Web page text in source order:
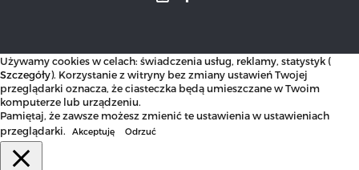
Używamy cookies w celach: świadczenia usług, reklamy, statystyk (
Szczegóły). Korzystanie z witryny bez zmiany ustawień Twojej
przeglądarki oznacza, że ciasteczka będą umieszczane w Twoim
komputerze lub urządzeniu.
Pamiętaj, że zawsze możesz zmienić te ustawienia w ustawieniach
przeglądarki.
Akceptuję Odrzuć